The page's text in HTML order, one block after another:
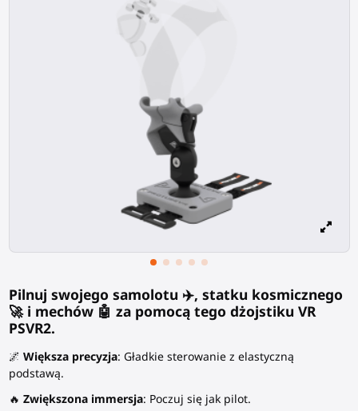
Pilnuj swojego samolotu ✈️, statku kosmicznego
🚀 i mechów 🤖 za pomocą tego dżojstiku VR
PSVR2.
🌌 Większa precyzja: Gładkie sterowanie z elastyczną
podstawą.
🔥 Zwiększona immersja: Poczuj się jak pilot.